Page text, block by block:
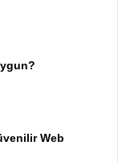
Web